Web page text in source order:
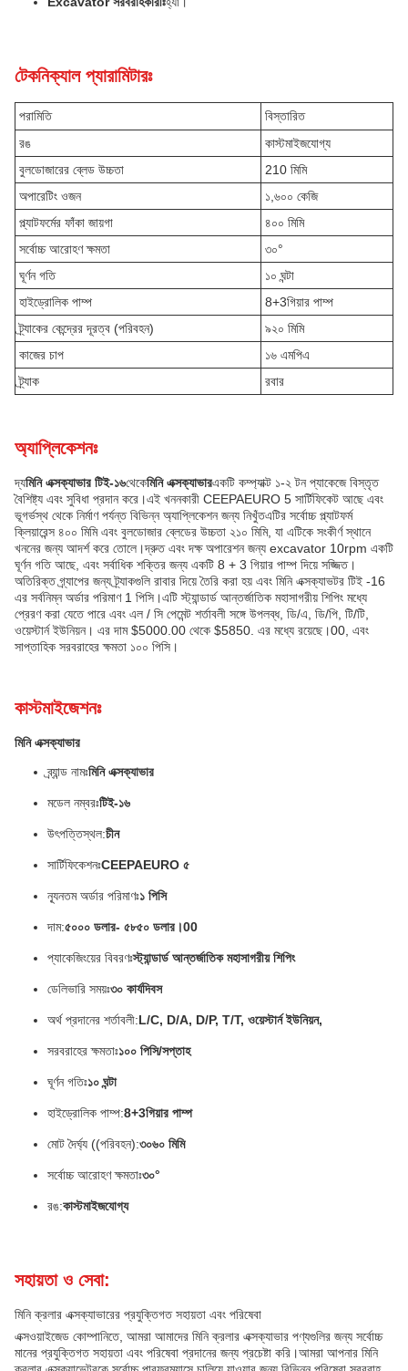
টেকনিক্যাল প্যারামিটারঃ
পরামিতি
বিস্তারিত
রঙ
কাস্টমাইজযোগ্য
বুলডোজারের ব্লেড উচ্চতা
210 মিমি
অপারেটিং ওজন
১,৬০০ কেজি
প্ল্যাটফর্মের ফাঁকা জায়গা
৪০০ মিমি
সর্বোচ্চ আরোহণ ক্ষমতা
৩০°
ঘূর্ণন গতি
১০ ঘন্টা
হাইড্রোলিক পাম্প
8+3গিয়ার পাম্প
ট্র্যাকের কেন্দ্রের দূরত্ব (পরিবহন)
৯২০ মিমি
কাজের চাপ
১৬ এমপিএ
ট্র্যাক
রবার
অ্যাপ্লিকেশনঃ
দ্যমিনি এক্সক্যাভার টিই-১৬থেকেমিনি এক্সক্যাভারএকটি কম্প্যাক্ট ১-২ টন প্যাকেজে বিস্তৃত
বৈশিষ্ট্য এবং সুবিধা প্রদান করে।এই খননকারী CEEPAEURO 5 সার্টিফিকেট আছে এবং
ভূগর্ভস্থ থেকে নির্মাণ পর্যন্ত বিভিন্ন অ্যাপ্লিকেশন জন্য নিখুঁতএটির সর্বোচ্চ প্ল্যাটফর্ম
ক্লিয়ারেন্স ৪০০ মিমি এবং বুলডোজার ব্লেডের উচ্চতা ২১০ মিমি, যা এটিকে সংকীর্ণ স্থানে
খননের জন্য আদর্শ করে তোলে।দ্রুত এবং দক্ষ অপারেশন জন্য excavator 10rpm একটি
ঘূর্ণন গতি আছে, এবং সর্বাধিক শক্তির জন্য একটি 8 + 3 গিয়ার পাম্প দিয়ে সজ্জিত।
অতিরিক্ত গ্র্যাপের জন্য ট্র্যাকগুলি রাবার দিয়ে তৈরি করা হয় এবং মিনি এক্সক্যাভটর টিই -16
এর সর্বনিম্ন অর্ডার পরিমাণ 1 পিসি।এটি স্ট্যান্ডার্ড আন্তর্জাতিক মহাসাগরীয় শিপিং মধ্যে
প্রেরণ করা যেতে পারে এবং এল / সি পেমেন্ট শর্তাবলী সঙ্গে উপলব্ধ, ডি/এ, ডি/পি, টি/টি,
ওয়েস্টার্ন ইউনিয়ন। এর দাম $5000.00 থেকে $5850. এর মধ্যে রয়েছে।00, এবং
সাপ্তাহিক সরবরাহের ক্ষমতা ১০০ পিসি।
কাস্টমাইজেশনঃ
মিনি এক্সক্যাভার
ব্র্যান্ড নামঃমিনি এক্সক্যাভার
মডেল নম্বরঃটিই-১৬
উৎপত্তিস্থল:চীন
সার্টিফিকেশনঃCEEPAEURO ৫
ন্যূনতম অর্ডার পরিমাণঃ১ পিসি
দাম:৫০০০ ডলার- ৫৮৫০ ডলার।00
প্যাকেজিংয়ের বিবরণঃস্ট্যান্ডার্ড আন্তর্জাতিক মহাসাগরীয় শিপিং
ডেলিভারি সময়ঃ৩০ কার্যদিবস
অর্থ প্রদানের শর্তাবলী:L/C, D/A, D/P, T/T, ওয়েস্টার্ন ইউনিয়ন,
সরবরাহের ক্ষমতাঃ১০০ পিসি/সপ্তাহ
ঘূর্ণন গতিঃ১০ ঘন্টা
হাইড্রোলিক পাম্প:8+3গিয়ার পাম্প
মোট দৈর্ঘ্য ((পরিবহন):৩০৬০ মিমি
সর্বোচ্চ আরোহণ ক্ষমতাঃ৩০°
রঙ:কাস্টমাইজযোগ্য
সহায়তা ও সেবা:
মিনি ক্রলার এক্সক্যাভারের প্রযুক্তিগত সহায়তা এবং পরিষেবা
এক্সওয়াইজেড কোম্পানিতে, আমরা আমাদের মিনি ক্রলার এক্সক্যাভার পণ্যগুলির জন্য সর্বোচ্চ
মানের প্রযুক্তিগত সহায়তা এবং পরিষেবা প্রদানের জন্য প্রচেষ্টা করি।আমরা আপনার মিনি